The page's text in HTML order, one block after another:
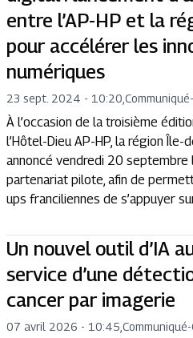
entre l’AP-HP et la
pour accélérer les
numériques
23 sept. 2024 - 10:20 Communiqué-
À l’occasion de la troisième
l’Hôtel-Dieu AP-HP, la région Île-
annoncé vendredi 20 septembre
partenariat pilote, afin de
ups franciliennes de s’appuyer
Un nouvel outil d’IA
service d’une
cancer par imagerie
07 avril 2026 - 10:45 Communiqué-